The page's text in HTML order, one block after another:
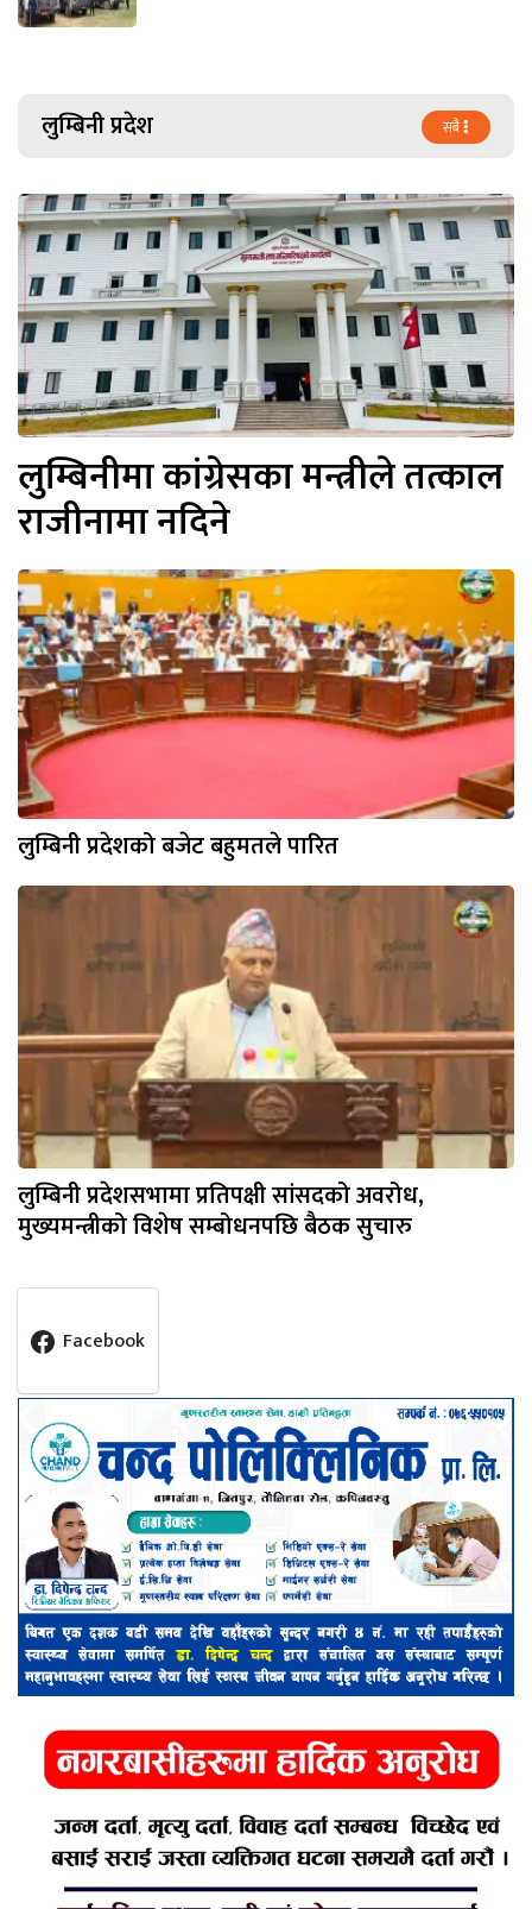
लुम्बिनी प्रदेश सबै
लुम्बिनीमा कांग्रेसका मन्त्रीले तत्काल
राजीनामा नदिने
लुम्बिनी प्रदेशको बजेट बहुमतले पारित
लुम्बिनी प्रदेशसभामा प्रतिपक्षी सांसदको अवरोध,
मुख्यमन्त्रीको विशेष सम्बोधनपछि बैठक सुचारु
Facebook